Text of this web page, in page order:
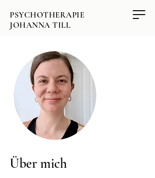
PSYCHOTHERAPIE
JOHANNA TILL
Über mich